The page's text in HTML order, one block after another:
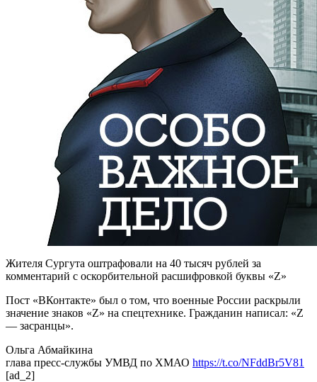
Жителя Сургута оштрафовали на 40 тысяч рублей за
комментарий с оскорбительной расшифровкой буквы «Z»
Пост «ВКонтакте» был о том, что военные России раскрыли
значение знаков «Z» на спецтехнике. Гражданин написал: «Z
— засранцы».
Ольга Абмайкина
глава пресс-службы УМВД по ХМАО https://t.co/NFddBr5V81
[ad_2]